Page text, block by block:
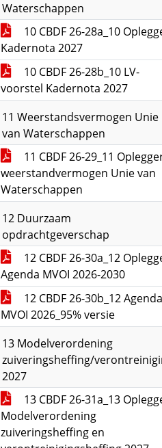
Waterschappen
10 CBDF 26-28a_10
Kadernota 2027
10 CBDF 26-28b_10 LV-
voorstel Kadernota 2027
11 Weerstandsvermogen Unie
van Waterschappen
11 CBDF 26-29_11
weerstandvermogen Unie van
Waterschappen
12 Duurzaam
opdrachtgeverschap
12 CBDF 26-30a_12
Agenda MVOI 2026-2030
12 CBDF 26-30b_12 Agenda
MVOI 2026_95% versie
13 Modelverordening
zuiveringsheffing/
2027
13 CBDF 26-31a_13
Modelverordening
zuiveringsheffing en